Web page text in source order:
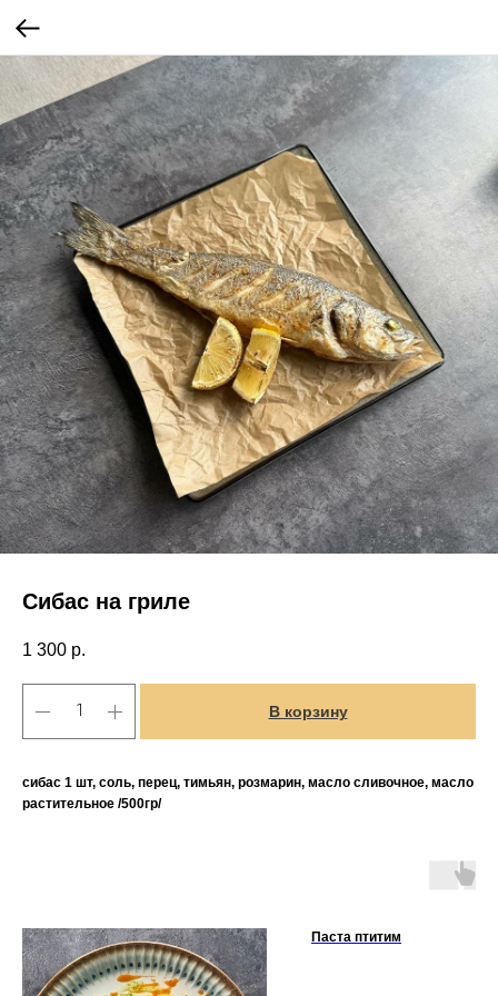
Сибас на гриле
1 300 р.
В корзину
сибас 1 шт, соль, перец, тимьян, розмарин, масло сливочное, масло
растительное /500гр/
Паста птитим